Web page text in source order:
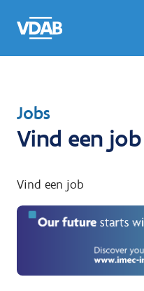
naar
een
een
job
naar
T
e
u
g
a
Jobs
Vind een job
Vind een job